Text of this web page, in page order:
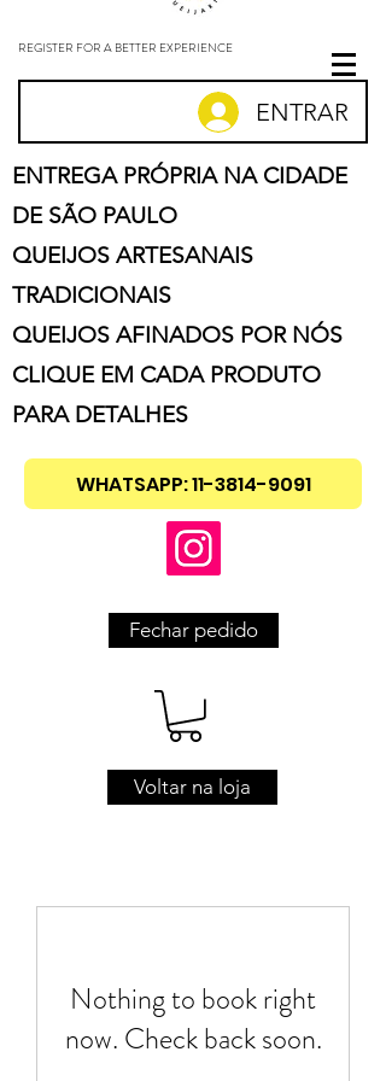
REGISTER FOR A BETTER EXPERIENCE
ENTRAR
ENTREGA PRÓPRIA NA CIDADE
DE SÃO PAULO
QUEIJOS ARTESANAIS
TRADICIONAIS
QUEIJOS AFINADOS POR NÓS
CLIQUE EM CADA PRODUTO
PARA DETALHES
WHATSAPP: 11-3814-9091
Fechar pedido
Voltar na loja
Nothing to book right
now. Check back soon.